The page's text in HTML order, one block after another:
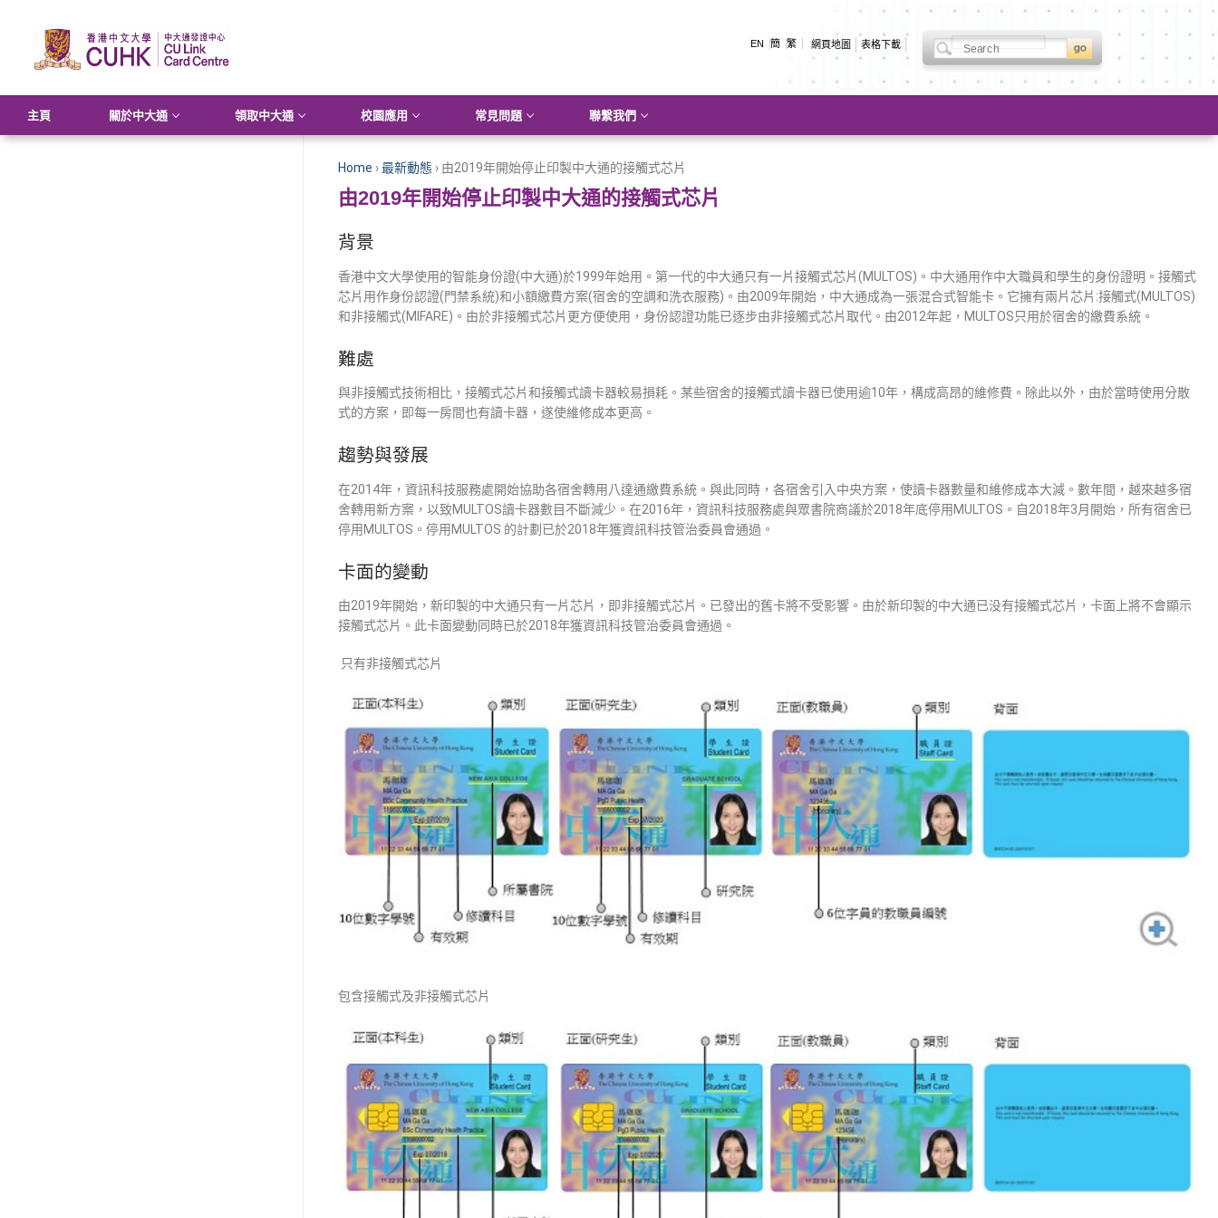
EN 簡 繁 表格下載
網頁地圖
主頁 關於中大通 領取中大通 校園應用 常見問題 聯繫我們
Home ›最新動態 › 由2019年開始停止印製中大通的接觸式芯片
由2019年開始停止印製中大通的接觸式芯片
背景
香港中文大學使用的智能身份證(中大通)於1999年始用。第一代的中大通只有一片接觸式芯片(MULTOS)。中大通用作中大職員和學生的身份證明。接觸式
芯片用作身份認證(門禁系統)和小額繳費方案(宿舍的空調和洗衣服務)。由2009年開始，中大通成為一張混合式智能卡。它擁有兩片芯片:接觸式(MULTOS)
和非接觸式(MIFARE)。由於非接觸式芯片更方便使用，身份認證功能已逐步由非接觸式芯片取代。由2012年起，MULTOS只用於宿舍的繳費系統。
難處
與非接觸式技術相比，接觸式芯片和接觸式讀卡器較易損耗。某些宿舍的接觸式讀卡器已使用逾10年，構成高昂的維修費。除此以外，由於當時使用分散
式的方案，即每一房間也有讀卡器，遂使維修成本更高。
趨勢與發展
在2014年，資訊科技服務處開始協助各宿舍轉用八達通繳費系統。與此同時，各宿舍引入中央方案，使讀卡器數量和維修成本大減。數年間，越來越多宿
舍轉用新方案，以致MULTOS讀卡器數目不斷減少。在2016年，資訊科技服務處與眾書院商議於2018年底停用MULTOS。自2018年3月開始，所有宿舍已
停用MULTOS。停用MULTOS 的計劃已於2018年獲資訊科技管治委員會通過。
卡面的變動
由2019年開始，新印製的中大通只有一片芯片，即非接觸式芯片。已發出的舊卡將不受影響。由於新印製的中大通已没有接觸式芯片，卡面上將不會顯示
接觸式芯片。此卡面變動同時已於2018年獲資訊科技管治委員會通過。
只有非接觸式芯片
包含接觸式及非接觸式芯片